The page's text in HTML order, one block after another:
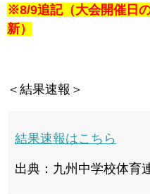
※8/9追記（大会開催日
新）
＜結果速報＞
結果速報はこちら
出典：九州中学校体育